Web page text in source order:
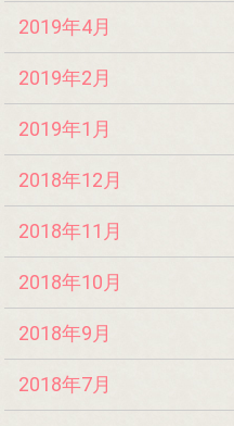
2019年4月
2019年2月
2019年1月
2018年12月
2018年11月
2018年10月
2018年9月
2018年7月